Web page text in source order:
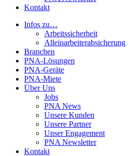
Kontakt
Infos zu…
Arbeitssicherheit
Alleinarbeiterabsicherung
Branchen
PNA-Lösungen
PNA-Geräte
PNA-Miete
Über Uns
Jobs
PNA News
Unsere Kunden
Unsere Partner
Unser Engagement
PNA Newsletter
Kontakt